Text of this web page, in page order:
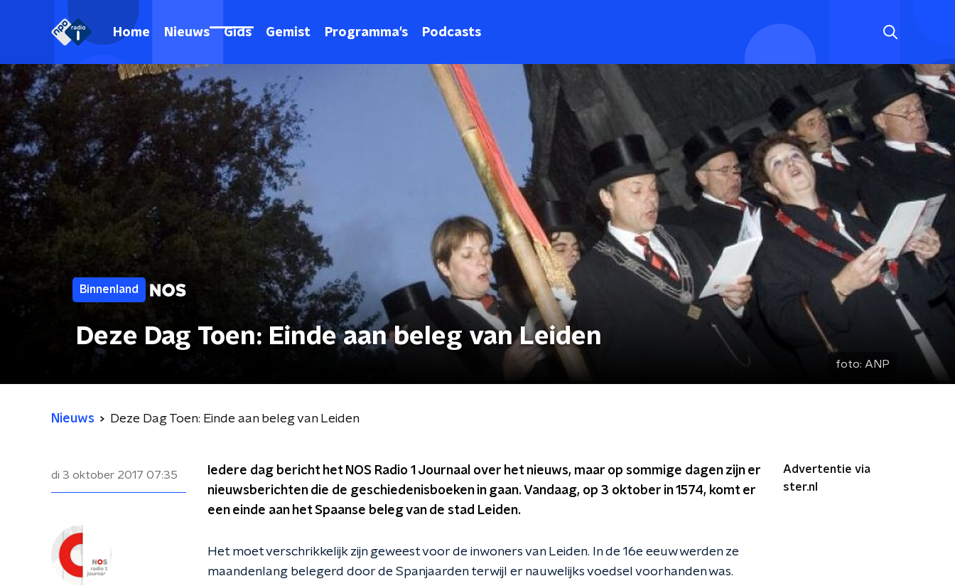
Home Nieuws Gids Gemist Programma's Podcasts
Binnenland
Deze Dag Toen: Einde aan beleg van Leiden
foto: ANP
Nieuws Deze Dag Toen: Einde aan beleg van Leiden
di 3 oktober 2017 07:35
Iedere dag bericht het NOS Radio 1 Journaal over het nieuws, maar op sommige dagen zijn er
nieuwsberichten die de geschiedenisboeken in gaan. Vandaag, op 3 oktober in 1574, komt er
een einde aan het Spaanse beleg van de stad Leiden.
Het moet verschrikkelijk zijn geweest voor de inwoners van Leiden. In de 16e eeuw werden ze
maandenlang belegerd door de Spanjaarden terwijl er nauwelijks voedsel voorhanden was.
Advertentie via
ster.nl